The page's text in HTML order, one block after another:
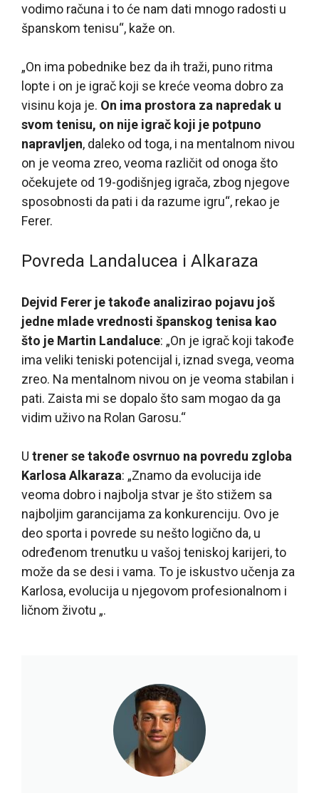
vodimo računa i to će nam dati mnogo radosti u
španskom tenisu“, kaže on.
„On ima pobednike bez da ih traži, puno ritma
lopte i on je igrač koji se kreće veoma dobro za
visinu koja je. On ima prostora za napredak u
svom tenisu, on nije igrač koji je potpuno
napravljen, daleko od toga, i na mentalnom nivou
on je veoma zreo, veoma različit od onoga što
očekujete od 19-godišnjeg igrača, zbog njegove
sposobnosti da pati i da razume igru“, rekao je
Ferer.
Povreda Landalucea i Alkaraza
Dejvid Ferer je takođe analizirao pojavu još
jedne mlade vrednosti španskog tenisa kao
što je Martin Landaluce: „On je igrač koji takođe
ima veliki teniski potencijal i, iznad svega, veoma
zreo. Na mentalnom nivou on je veoma stabilan i
pati. Zaista mi se dopalo što sam mogao da ga
vidim uživo na Rolan Garosu.“
U trener se takođe osvrnuo na povredu zgloba
Karlosa Alkaraza: „Znamo da evolucija ide
veoma dobro i najbolja stvar je što stižem sa
najboljim garancijama za konkurenciju. Ovo je
deo sporta i povrede su nešto logično da, u
određenom trenutku u vašoj teniskoj karijeri, to
može da se desi i vama. To je iskustvo učenja za
Karlosa, evolucija u njegovom profesionalnom i
ličnom životu „.